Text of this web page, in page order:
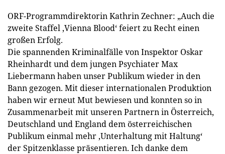
ORF-Programmdirektorin Kathrin Zechner: „Auch die
zweite Staffel ‚Vienna Blood‘ feiert zu Recht einen
großen Erfolg.
Die spannenden Kriminalfälle von Inspektor Oskar
Rheinhardt und dem jungen Psychiater Max
Liebermann haben unser Publikum wieder in den
Bann gezogen. Mit dieser internationalen Produktion
haben wir erneut Mut bewiesen und konnten so in
Zusammenarbeit mit unseren Partnern in Österreich,
Deutschland und England dem österreichischen
Publikum einmal mehr ‚Unterhaltung mit Haltung‘
der Spitzenklasse präsentieren. Ich danke dem